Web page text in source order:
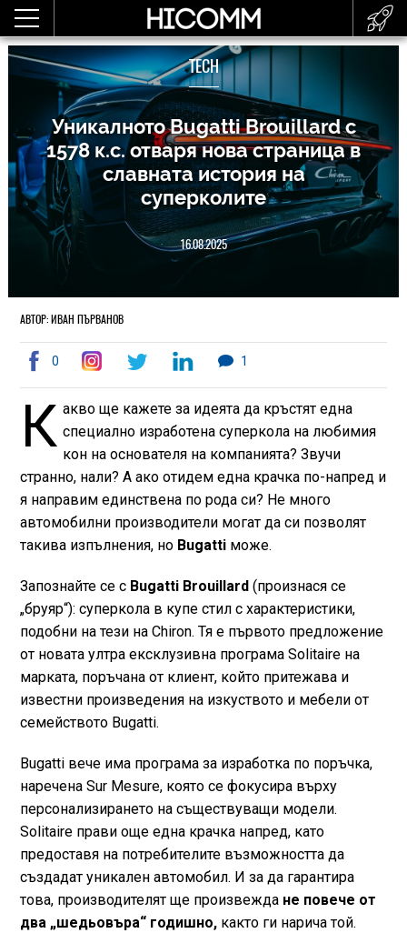
TECH
Уникалното Bugatti Brouillard с
1578 к.с. отваря нова страница в
славната история на
суперколите
16.08.2025
АВТОР: ИВАН ПЪРВАНОВ
0 1
К акво ще кажете за идеята да кръстят една
специално изработена суперкола на любимия
кон на основателя на компанията? Звучи
странно, нали? А ако отидем една крачка по-напред и
я направим единствена по рода си? Не много
автомобилни производители могат да си позволят
такива изпълнения, но Bugattiможе.
Запознайте се с Bugatti Brouillard(произнася се
„бруяр“): суперкола в купе стил с характеристики,
подобни на тези на Chiron. Тя е първото предложение
от новата ултра ексклузивна програма Solitaire на
марката, поръчана от клиент, който притежава и
известни произведения на изкуството и мебели от
семейството Bugatti.
Bugatti вече има програма за изработка по поръчка,
наречена Sur Mesure, която се фокусира върху
персонализирането на съществуващи модели.
Solitaire прави още една крачка напред, като
предоставя на потребителите възможността да
създадат уникален автомобил. И за да гарантира
това, производителят ще произвеждане повече от
два „шедьовъра“ годишно,както ги нарича той.